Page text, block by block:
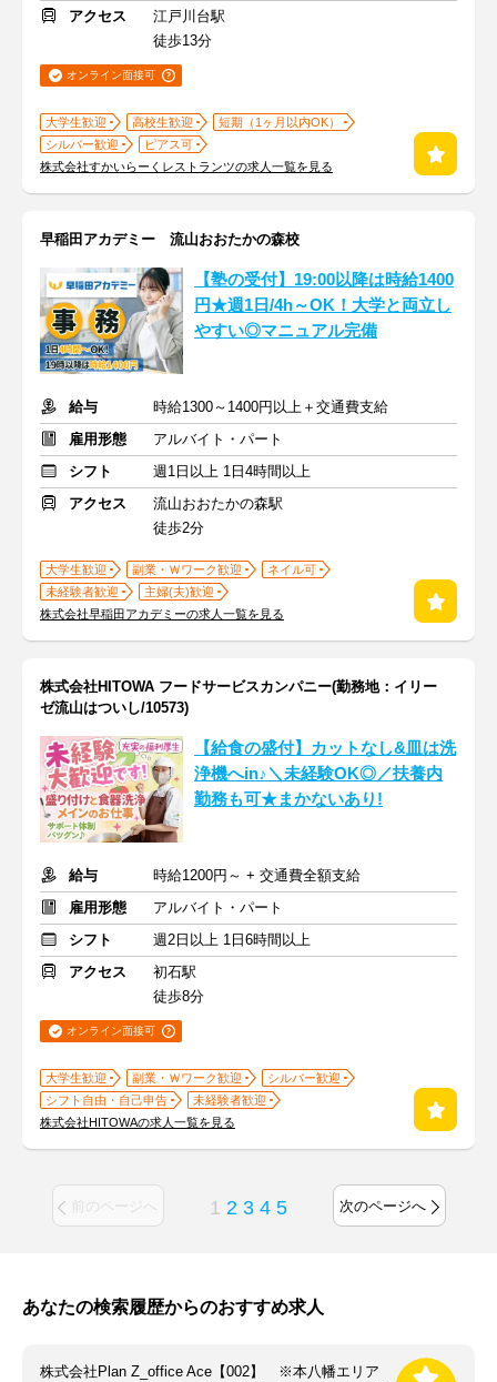
アクセス
江戸川台駅
徒歩13分
オンライン面接可
大学生歓迎 高校生歓迎
短期（1ヶ月以内OK）
シルバー歓迎
ピアス可
株式会社すかいらーくレストランツの求人一覧を見る
早稲田アカデミー 流山おおたかの森校
【塾の受付】19:00以降は時給1400
円★週1日/4h～OK！大学と両立し
やすい◎マニュアル完備
給与
時給1300～1400円以上＋交通費支給
雇用形態
アルバイト・パート
シフト
週1日以上 1日4時間以上
アクセス
流山おおたかの森駅
徒歩2分
大学生歓迎 副業・Ｗワーク歓迎
ネイル可
未経験者歓迎
主婦(夫)歓迎
株式会社早稲田アカデミーの求人一覧を見る
株式会社HITOWA フードサービスカンパニー(勤務地：イリー
ゼ流山はついし/10573)
【給食の盛付】カットなし&皿は洗
浄機へin♪＼未経験OK◎／扶養内
勤務も可★まかないあり!
給与
時給1200円～ + 交通費全額支給
雇用形態
アルバイト・パート
シフト
週2日以上 1日6時間以上
アクセス
初石駅
徒歩8分
オンライン面接可
大学生歓迎 副業・Ｗワーク歓迎
シルバー歓迎
シフト自由・自己申告
未経験者歓迎
株式会社HITOWAの求人一覧を見る
前のページへ 1 2 3 4 5 次のページへ
あなたの検索履歴からのおすすめ求人
株式会社Plan Z_office Ace【002】 ※本八幡エリア